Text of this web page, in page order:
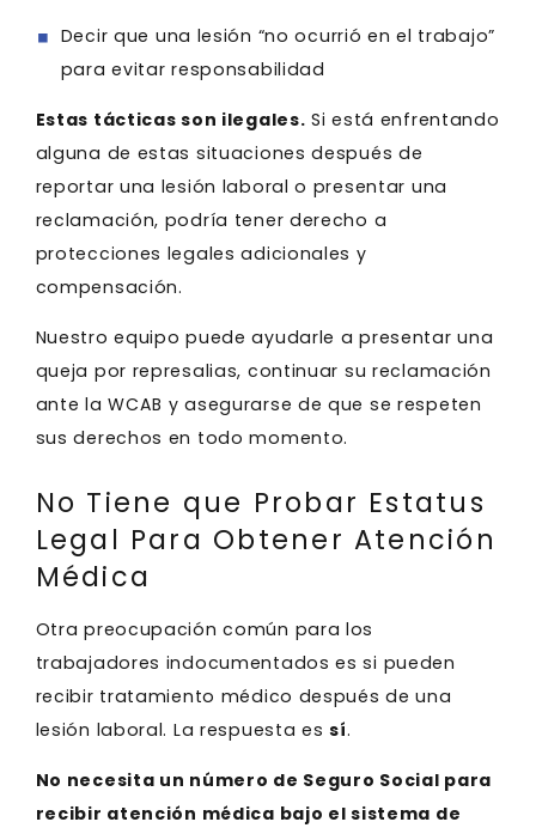
Decir que una lesión “no ocurrió en el trabajo”
para evitar responsabilidad
Estas tácticas son ilegales. Si está enfrentando
alguna de estas situaciones después de
reportar una lesión laboral o presentar una
reclamación, podría tener derecho a
protecciones legales adicionales y
compensación.
Nuestro equipo puede ayudarle a presentar una
queja por represalias, continuar su reclamación
ante la WCAB y asegurarse de que se respeten
sus derechos en todo momento.
No Tiene que Probar Estatus
Legal Para Obtener Atención
Médica
Otra preocupación común para los
trabajadores indocumentados es si pueden
recibir tratamiento médico después de una
lesión laboral. La respuesta essí.
No necesita un número de Seguro Social para
recibir atención médica bajo el sistema de